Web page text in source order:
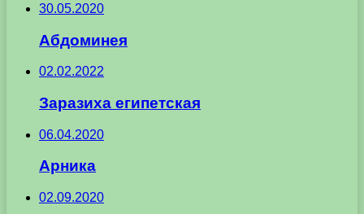
30.05.2020
Абдоминея
02.02.2022
Заразиха египетская
06.04.2020
Арника
02.09.2020